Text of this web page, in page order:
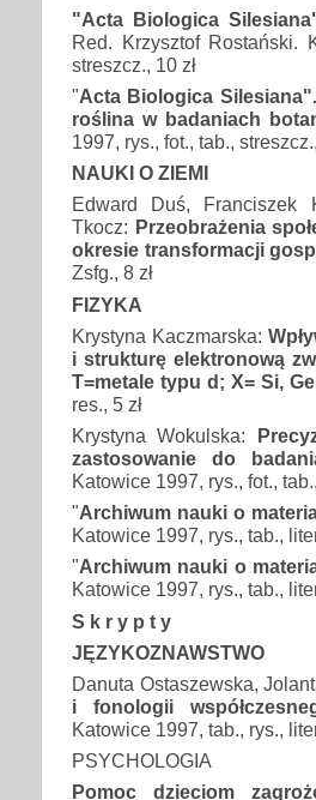
"Acta Biologica
Red. Krzysztof Rostański.
streszcz., 10 zł
"Acta Biologica Silesiana".
roślina w badaniach
1997, rys., fot., tab.,
NAUKI O ZIEMI
Edward Duś, Franciszek
Tkocz: Przeobrażenia
okresie transformacji
Zsfg., 8 zł
FIZYKA
Krystyna Kaczmarska:
i strukturę elektronową
T=metale typu d; X= Si,
res., 5 zł
Krystyna Wokulska:
zastosowanie do
Katowice 1997, rys., fot.,
"Archiwum nauki o
Katowice 1997, rys., tab.,
"Archiwum nauki o
Katowice 1997, rys., tab.,
S k r y p t y
JĘZYKOZNAWSTWO
Danuta Ostaszewska,
i fonologii
Katowice 1997, tab., rys.,
PSYCHOLOGIA
Pomoc dzieciom